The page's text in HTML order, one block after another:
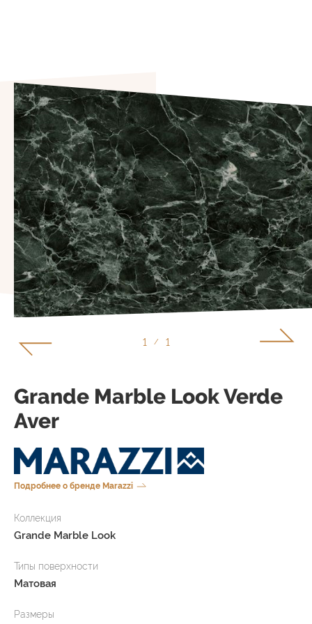
1 / 1
Grande Marble Look Verde
Aver
Подробнее о бренде Marazzi
Коллекция
Grande Marble Look
Типы поверхности
Матовая
Размеры